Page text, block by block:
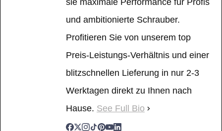
sie maximale Performance für Profis
und ambitionierte Schrauber.
Profitieren Sie von unserem top
Preis-Leistungs-Verhältnis und einer
blitzschnellen Lieferung in nur 2-3
Werktagen direkt zu Ihnen nach
Hause. See Full Bio